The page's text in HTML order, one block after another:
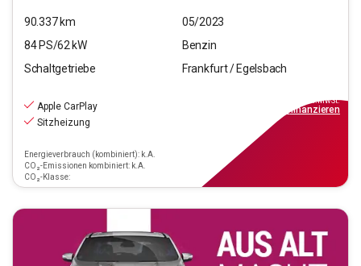
90.337km
05/2023
84PS/62 kW
Benzin
Schaltgetriebe
Frankfurt / Egelsbach
Apple CarPlay
Sitzheizung
Energieverbrauch (kombiniert): k.A.
CO₂-Emissionen kombiniert: k.A.
CO₂-Klasse:
inkl.MwSt.
finanzieren